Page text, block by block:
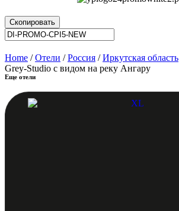
Скопировать
Home /Отели /Россия /Иркутская область
Grey-Studio с видом на реку Ангару
Еще отели